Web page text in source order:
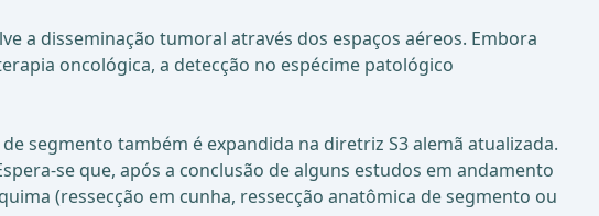
a disseminação tumoral através dos espaços aéreos. Embora
oncológica, a detecção no espécime patológico
segmento também é expandida na diretriz S3 alemã atualizada.
se que, após a conclusão de alguns estudos em andamento
(ressecção em cunha, ressecção anatômica de segmento ou